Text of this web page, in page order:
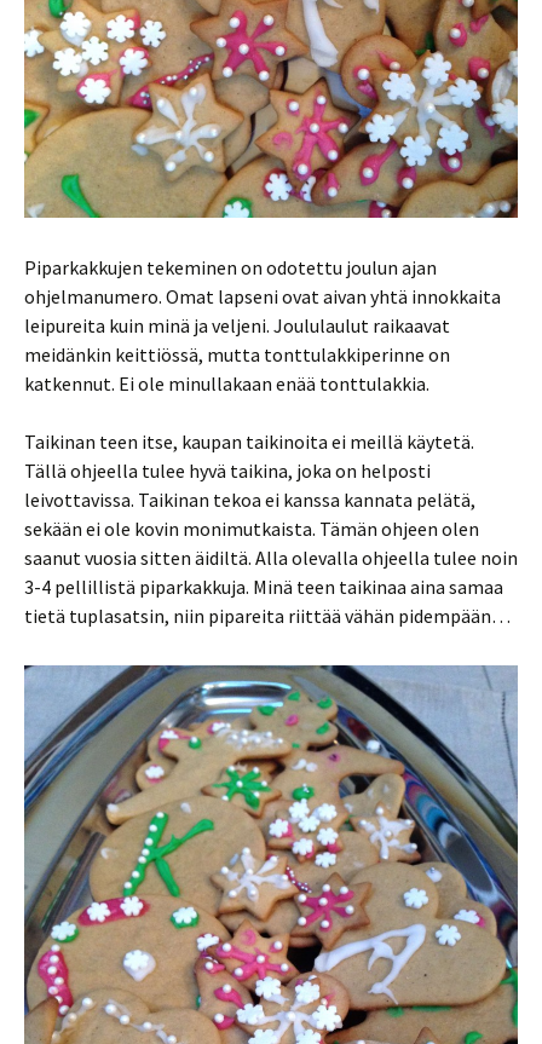
Piparkakkujen tekeminen on odotettu joulun ajan
ohjelmanumero. Omat lapseni ovat aivan yhtä innokkaita
leipureita kuin minä ja veljeni. Joululaulut raikaavat
meidänkin keittiössä, mutta tonttulakkiperinne on
katkennut. Ei ole minullakaan enää tonttulakkia.
Taikinan teen itse, kaupan taikinoita ei meillä käytetä.
Tällä ohjeella tulee hyvä taikina, joka on helposti
leivottavissa. Taikinan tekoa ei kanssa kannata pelätä,
sekään ei ole kovin monimutkaista. Tämän ohjeen olen
saanut vuosia sitten äidiltä. Alla olevalla ohjeella tulee noin
3-4 pellillistä piparkakkuja. Minä teen taikinaa aina samaa
tietä tuplasatsin, niin pipareita riittää vähän pidempään…